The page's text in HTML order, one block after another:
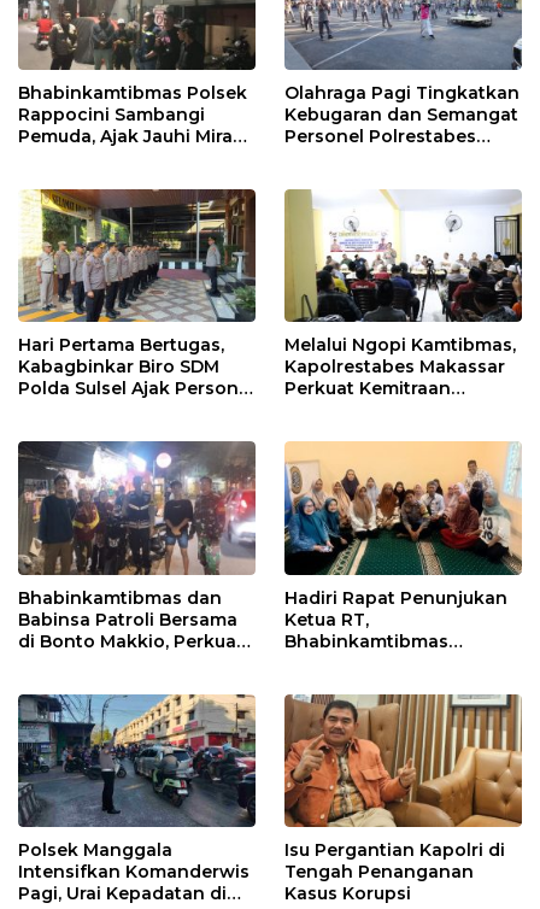
Bhabinkamtibmas Polsek
Rappocini Sambangi
Pemuda, Ajak Jauhi Miras,
Olahraga Pagi Tingkatkan
Kebugaran dan Semangat
Personel Polrestabes
Hari Pertama Bertugas,
Kabagbinkar Biro SDM
Polda Sulsel Ajak Personel
Melalui Ngopi Kamtibmas,
Kapolrestabes Makassar
Perkuat Kemitraan
Bhabinkamtibmas dan
Babinsa Patroli Bersama
di Bonto Makkio, Perkuat
Hadiri Rapat Penunjukan
Ketua RT,
Bhabinkamtibmas
dengan Warga
Polsek Manggala
Intensifkan Komanderwis
Pagi, Urai Kepadatan di
Isu Pergantian Kapolri di
Tengah Penanganan
Kasus Korupsi